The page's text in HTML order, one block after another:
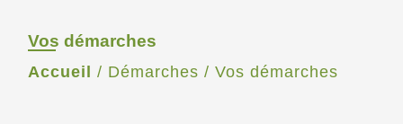
Vos démarches
Accueil / Démarches / Vos démarches